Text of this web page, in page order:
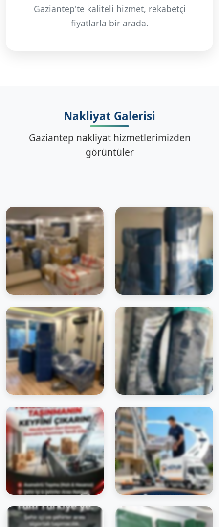
Gaziantep'te kaliteli hizmet, rekabetçi
fiyatlarla bir arada.
Nakliyat Galerisi
Gaziantep nakliyat hizmetlerimizden
görüntüler